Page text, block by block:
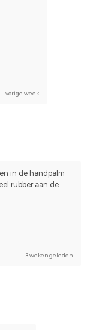
vorige week
in de handpalm
rubber aan de
3 weken geleden